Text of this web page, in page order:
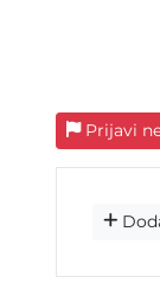
Prijavi